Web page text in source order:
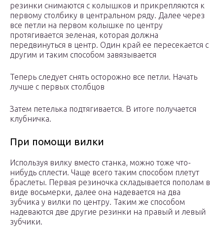
резинки снимаются с колышков и прикрепляются к
первому столбику в центральном ряду. Далее через
все петли на первом колышке по центру
протягивается зеленая, которая должна
передвинуться в центр. Один край ее пересекается с
другим и таким способом завязывается
Теперь следует снять осторожно все петли. Начать
лучше с первых столбцов
Затем петелька подтягивается. В итоге получается
клубничка.
При помощи вилки
Используя вилку вместо станка, можно тоже что-
нибудь сплести. Чаще всего таким способом плетут
браслеты. Первая резиночка складывается пополам в
виде восьмерки, далее она надевается на два
зубчика у вилки по центру. Таким же способом
надеваются две другие резинки на правый и левый
зубчики.